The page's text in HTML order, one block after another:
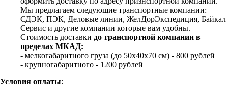
Мы предлагаем следующие транспортные компании:
СДЭК, ПЭК, Деловые линии, ЖелДорЭкспедиция, Байкал
Сервис и другие компании которые вам удобны.
Стоимость доставки до транспортной компании в
пределах МКАД:
- мелкогабаритного груза (до 50х40х70 см) - 800 рублей
- крупногабаритного - 1200 рублей
Условия оплаты: